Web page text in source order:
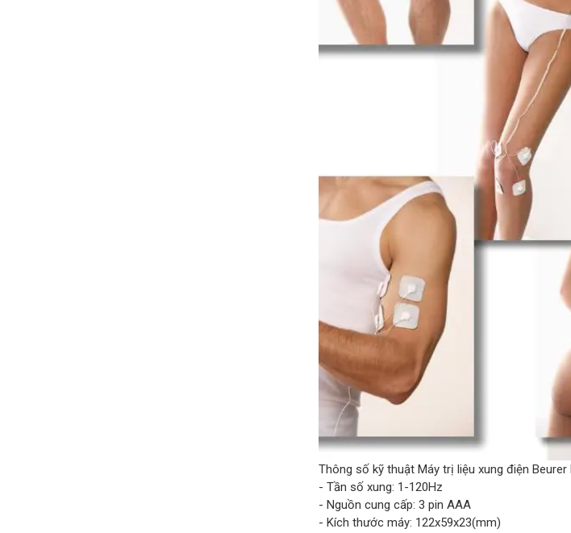
Thông số kỹ thuật Máy trị liệu xung điện Beurer
- Tần số xung: 1-120Hz
- Nguồn cung cấp: 3 pin AAA
- Kích thước máy: 122x59x23(mm)